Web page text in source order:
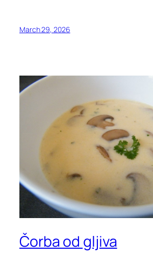
March 29, 2026
Čorba od gljiva